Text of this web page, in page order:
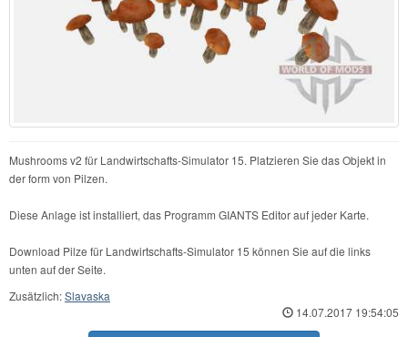
Mushrooms v2 für Landwirtschafts-Simulator 15. Platzieren Sie das Objekt in
der form von Pilzen.
Diese Anlage ist installiert, das Programm GIANTS Editor auf jeder Karte.
Download Pilze für Landwirtschafts-Simulator 15 können Sie auf die links
unten auf der Seite.
Zusätzlich:Slavaska
14.07.2017 19:54:05